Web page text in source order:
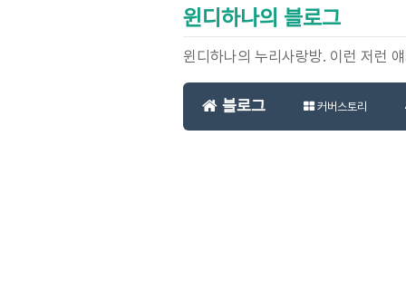
윈디하나의 블로그
윈디하나의 누리사랑방. 이런 저런 얘
블로그 커버스토리